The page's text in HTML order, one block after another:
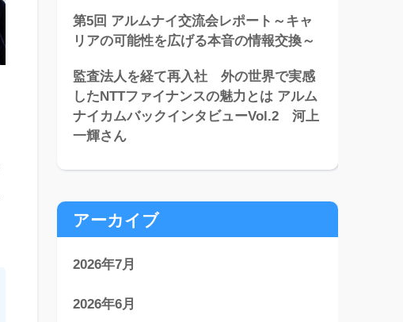
第5回 アルムナイ交流会レポート～キャ
リアの可能性を広げる本音の情報交換～
監査法人を経て再入社 外の世界で実感
したNTTファイナンスの魅力とは アルム
ナイカムバックインタビューVol.2 河上
一輝さん
アーカイブ
2026年7月
2026年6月